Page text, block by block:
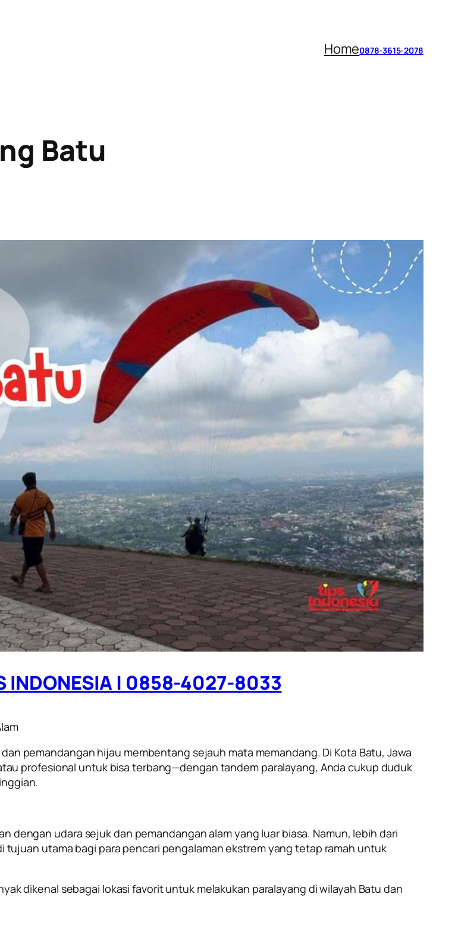
Home0878-3615-2078
Batu
INDONESIA | 0858-4027-8033
pemandangan hijau membentang sejauh mata memandang. Di Kota Batu, Jawa
profesional untuk bisa terbang—dengan tandem paralayang, Anda cukup duduk
dengan udara sejuk dan pemandangan alam yang luar biasa. Namun, lebih dari
utama bagi para pencari pengalaman ekstrem yang tetap ramah untuk
dikenal sebagai lokasi favorit untuk melakukan paralayang di wilayah Batu dan